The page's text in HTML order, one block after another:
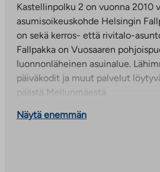
Kastellinpolku 2 on vuonna 2010
asumisoikeuskohde Helsingin
on sekä kerros- että rivitalo-
Fallpakka on Vuosaaren
luonnonläheinen asuinalue.
päiväkodit ja muut palvelut
päästä Mellunmäestä.
Näytä enemmän